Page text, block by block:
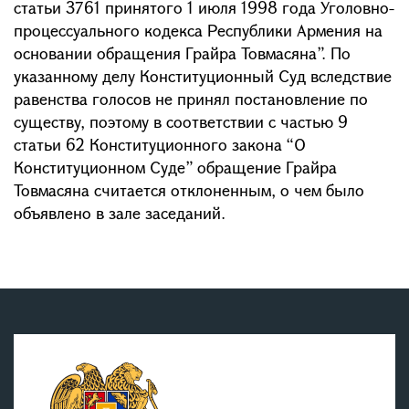
статьи 3761 принятого 1 июля 1998 года Уголовно-
процессуального кодекса Республики Армения на
основании обращения Грайра Товмасяна”. По
указанному делу Конституционный Суд вследствие
равенства голосов не принял постановление по
существу, поэтому в соответствии с частью 9
статьи 62 Конституционного закона “О
Конституционном Суде” обращение Грайра
Товмасяна считается отклоненным, о чем было
объявлено в зале заседаний.